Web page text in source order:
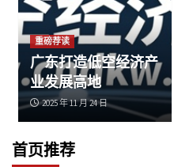
首页推荐
重磅荐读
广东打造低空经济产
业发展高地
2025 年 11 月 24 日